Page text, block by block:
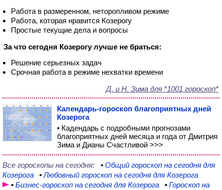
Работа в размеренном, неторопливом режиме
Работа, которая нравится Козерогу
Простые текущие дела и вопросы
За что сегодня Козерогу лучше не браться:
Решение серьезных задач
Срочная работа в режиме нехватки времени
Д. и Н. Зима для *1001 гороскоп*
Календарь-гороскоп благоприятных дней
Козерога
• Кадендарь с подробными прогнозами
благоприятных дней месяца и года от Дмитрия
Зима и Дианы Счастливой >>>
Все гороскопы на сегодня: • Общий гороскоп на сегодня для
Козерога
•Любовный гороскоп на сегодня для Козерога
• Бизнес-гороскоп на сегодня для Козерога • Гороскоп на